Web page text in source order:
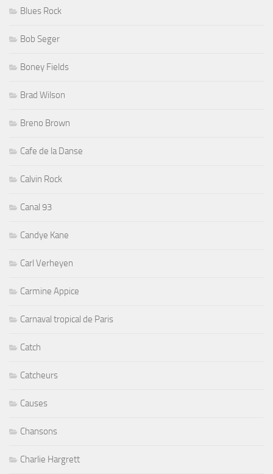
Blues Rock
Bob Seger
Boney Fields
Brad Wilson
Breno Brown
Cafe de la Danse
Calvin Rock
Canal 93
Candye Kane
Carl Verheyen
Carmine Appice
Carnaval tropical de Paris
Catch
Catcheurs
Causes
Chansons
Charlie Hargrett